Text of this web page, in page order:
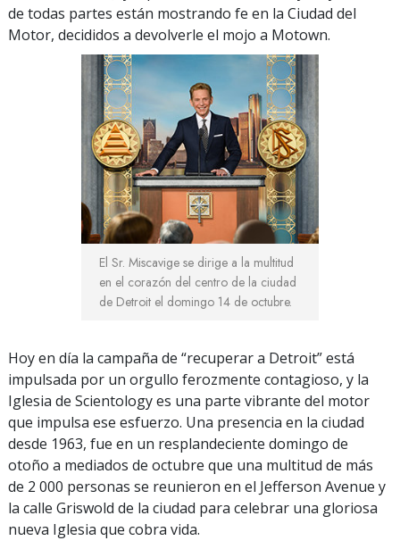
de todas partes están mostrando fe en la Ciudad del
Motor, decididos a devolverle el mojo a Motown.
El Sr. Miscavige se dirige a la multitud
en el corazón del centro de la ciudad
de Detroit el domingo 14 de octubre.
Hoy en día la campaña de “recuperar a Detroit” está
impulsada por un orgullo ferozmente contagioso, y la
Iglesia de Scientology es una parte vibrante del motor
que impulsa ese esfuerzo. Una presencia en la ciudad
desde 1963, fue en un resplandeciente domingo de
otoño a mediados de octubre que una multitud de más
de 2 000 personas se reunieron en el Jefferson Avenue y
la calle Griswold de la ciudad para celebrar una gloriosa
nueva Iglesia que cobra vida.